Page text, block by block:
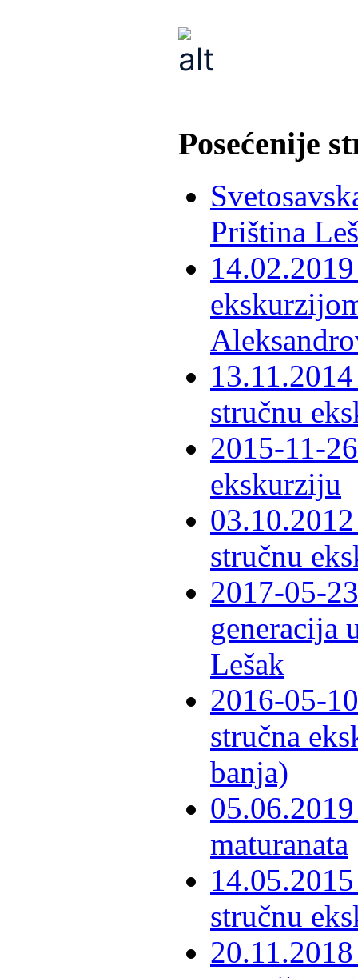
Posećenije
Priština
stručnu
2015-11-
ekskurziju
stručnu
2017-05-
generacija
Lešak
2016-05-
stručna
banja)
maturanata
stručnu